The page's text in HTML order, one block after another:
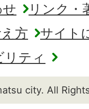
リンク・
方
サイト
ティ
city. All